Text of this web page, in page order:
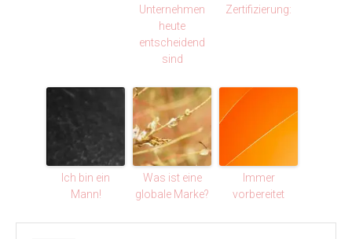
Unternehmen
heute
entscheidend
sind
Zertifizierung:
Ich bin ein
Mann!
Was ist eine
globale Marke?
Immer
vorbereitet